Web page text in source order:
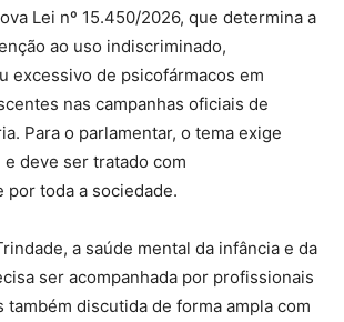
Lei nº 15.450/2026, que determina a
ao uso indiscriminado,
excessivo de psicofármacos em
nas campanhas oficiais de
Para o parlamentar, o tema exige
deve ser tratado com
por toda a sociedade.
a saúde mental da infância e da
ser acompanhada por profissionais
também discutida de forma ampla com